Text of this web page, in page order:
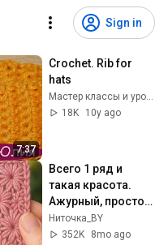
Sign in
7:37
Crochet. Rib for
hats
Мастер классы и уроки по вязанию / Долгова Юлия
18K
10y ago
Всего 1 ряд и
такая красота.
Ажурный, простой
узор крючком...
Вязание крючком
Ниточка_BY
352K
8mo ago